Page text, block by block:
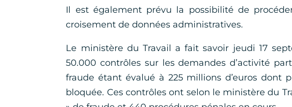
Il est également prévu la possibilité de
croisement de données administratives.
Le ministère du Travail a fait savoir jeudi 17
50.000 contrôles sur les demandes d’activité
fraude étant évalué à 225 millions d’euros dont
bloquée. Ces contrôles ont selon le ministère du